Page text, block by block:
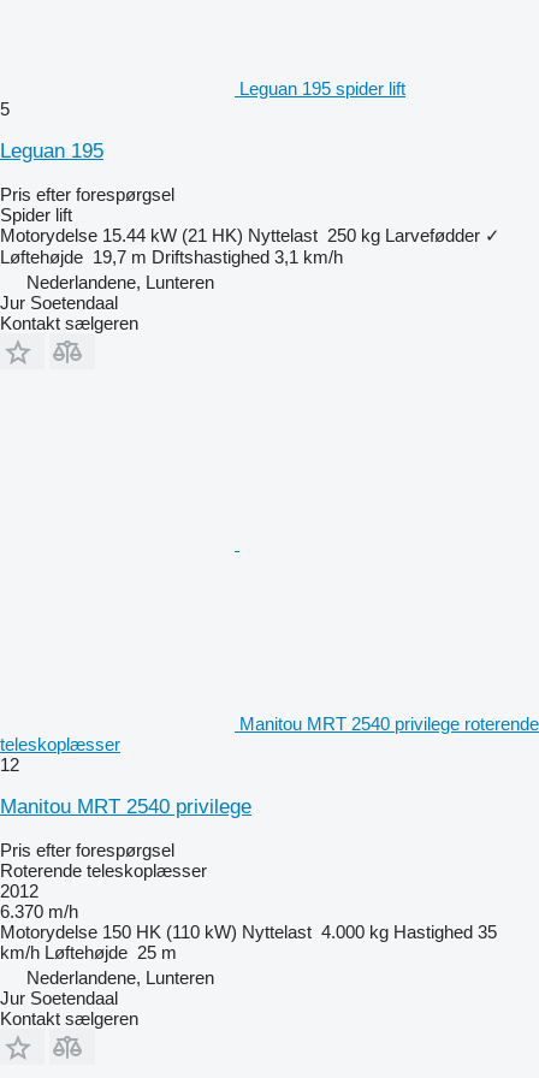
Leguan 195 spider lift
5
Leguan 195
Pris efter forespørgsel
Spider lift
Motorydelse 15.44 kW (21 HK) Nyttelast 250 kg Larvefødder ✓
Løftehøjde 19,7 m Driftshastighed 3,1 km/h
Nederlandene, Lunteren
Jur Soetendaal
Kontakt sælgeren
Manitou MRT 2540 privilege roterende
teleskoplæsser
12
Manitou MRT 2540 privilege
Pris efter forespørgsel
Roterende teleskoplæsser
2012
6.370 m/h
Motorydelse 150 HK (110 kW) Nyttelast 4.000 kg Hastighed 35
km/h Løftehøjde 25 m
Nederlandene, Lunteren
Jur Soetendaal
Kontakt sælgeren